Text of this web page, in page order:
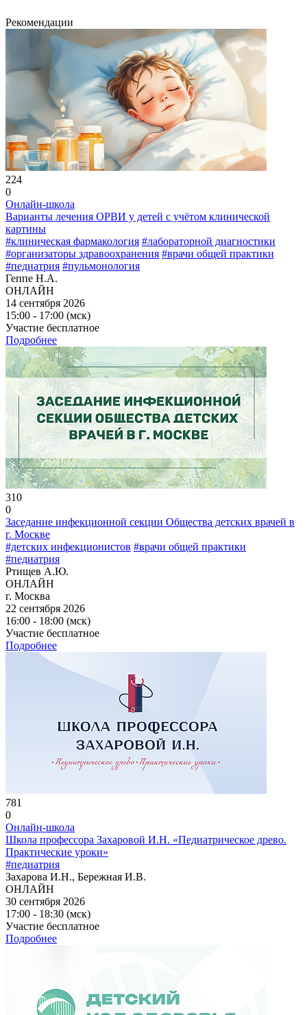
Рекомендации
224
0
Онлайн-школа
Варианты лечения ОРВИ у детей с учётом клинической
картины
#клиническая фармакология #лабораторной диагностики
#организаторы здравоохранения #врачи общей практики
#педиатрия #пульмонология
Геппе Н.А.
ОНЛАЙН
14 сентября 2026
15:00 - 17:00 (мск)
Участие бесплатное
Подробнее
310
0
Заседание инфекционной секции Общества детских врачей в
г. Москве
#детских инфекционистов #врачи общей практики
#педиатрия
Ртищев А.Ю.
ОНЛАЙН
г. Москва
22 сентября 2026
16:00 - 18:00 (мск)
Участие бесплатное
Подробнее
781
0
Онлайн-школа
Школа профессора Захаровой И.Н. «Педиатрическое древо.
Практические уроки»
#педиатрия
Захарова И.Н., Бережная И.В.
ОНЛАЙН
30 сентября 2026
17:00 - 18:30 (мск)
Участие бесплатное
Подробнее